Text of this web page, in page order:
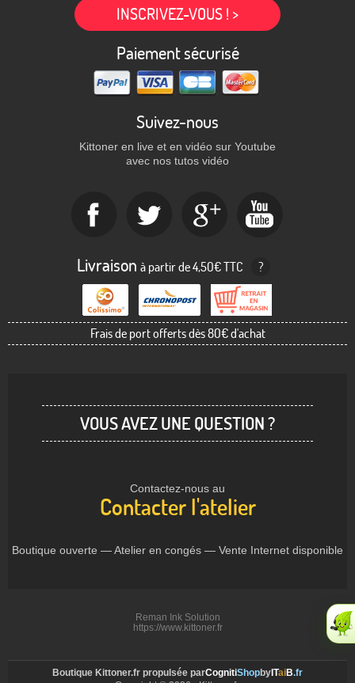
INSCRIVEZ-VOUS ! >
Paiement sécurisé
Suivez-nous
Kittoner en live et en vidéo sur Youtube
avec nos tutos vidéo
Livraison à partir de 4,50€ TTC ?
Frais de port offerts dès 80€ d'achat
VOUS AVEZ UNE QUESTION ?
Contactez-nous au
Contacter l'atelier
Boutique ouverte — Atelier en congés — Vente Internet disponible
Reman Ink Solution
https://www.kittoner.fr
Boutique Kittoner.fr propulsée parCognitiShopby ITaiB.fr